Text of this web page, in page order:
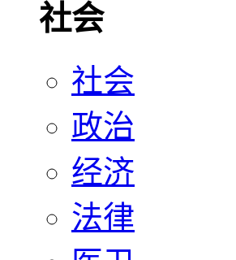
社会
社会
政治
经济
法律